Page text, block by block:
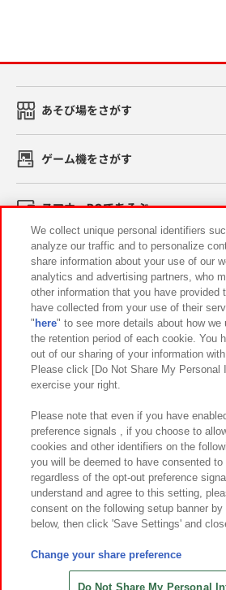
あそび場をさがす
ゲーム機をさがす
スマホ・PCであそぶ
イベント・キャンペーン
関連会社 サステナビリティ
プライバシーポリシー ウェブアクセシ
お取引先さまとともに
カスタマーハラスメント対応方針 よくあ
©Bandai Namco
©Bandai Namco Amusement
©HANAYASHIKI Co., Ltd. All
We collect unique personal identifiers
analyze our traffic and to personalize
share information about your use of our
analytics and advertising partners, who
other information that you have provided
have collected from your use of their
" here" to see more details about how we
the retention period of each cookie. You
out of our sharing of your information
Please click [Do Not Share My Personal
exercise your right.
Please note that even if you have
preference signals , if you choose to
cookies and other identifiers on the
you will be deemed to have consented to
regardless of the opt-out preference
understand and agree to this setting,
consent on the following setup banner
below, then click 'Save Settings' and
Change your share preference
Do Not Share My Personal